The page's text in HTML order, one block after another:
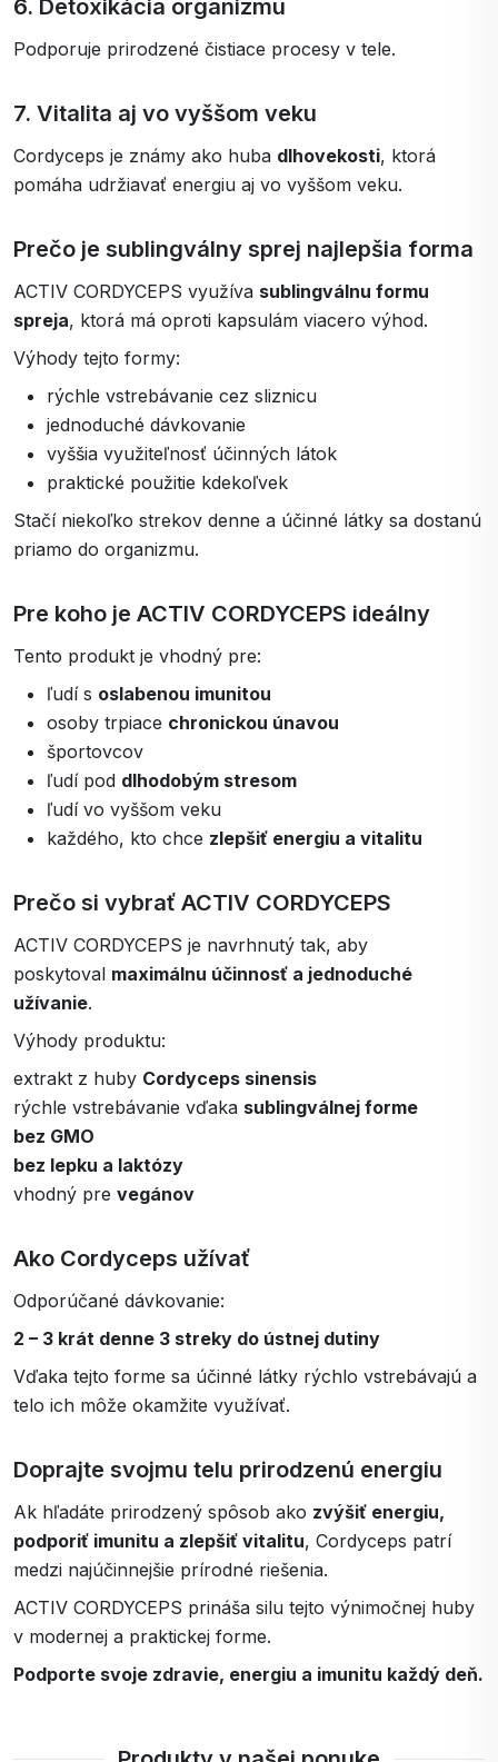
6. Detoxikácia organizmu
Podporuje prirodzené čistiace procesy v tele.
7. Vitalita aj vo vyššom veku
Cordyceps je známy ako huba dlhovekosti, ktorá
pomáha udržiavať energiu aj vo vyššom veku.
Prečo je sublingválny sprej najlepšia forma
ACTIV CORDYCEPS využíva sublingválnu formu
spreja, ktorá má oproti kapsulám viacero výhod.
Výhody tejto formy:
rýchle vstrebávanie cez sliznicu
jednoduché dávkovanie
vyššia využiteľnosť účinných látok
praktické použitie kdekoľvek
Stačí niekoľko strekov denne a účinné látky sa dostanú
priamo do organizmu.
Pre koho je ACTIV CORDYCEPS ideálny
Tento produkt je vhodný pre:
ľudí s oslabenou imunitou
osoby trpiace chronickou únavou
športovcov
ľudí pod dlhodobým stresom
ľudí vo vyššom veku
každého, kto chce zlepšiť energiu a vitalitu
Prečo si vybrať ACTIV CORDYCEPS
ACTIV CORDYCEPS je navrhnutý tak, aby
poskytoval maximálnu účinnosť a jednoduché
užívanie.
Výhody produktu:
extrakt z huby Cordyceps sinensis
rýchle vstrebávanie vďaka sublingválnej forme
bez GMO
bez lepku a laktózy
vhodný pre vegánov
Ako Cordyceps užívať
Odporúčané dávkovanie:
2 – 3 krát denne 3 streky do ústnej dutiny
Vďaka tejto forme sa účinné látky rýchlo vstrebávajú a
telo ich môže okamžite využívať.
Doprajte svojmu telu prirodzenú energiu
Ak hľadáte prirodzený spôsob ako zvýšiť energiu,
podporiť imunitu a zlepšiť vitalitu, Cordyceps patrí
medzi najúčinnejšie prírodné riešenia.
ACTIV CORDYCEPS prináša silu tejto výnimočnej huby
v modernej a praktickej forme.
Podporte svoje zdravie, energiu a imunitu každý deň.